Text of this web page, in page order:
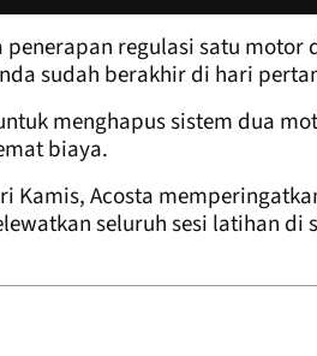
regulasi satu motor
sudah berakhir di hari
menghapus sistem dua
biaya.
Kamis, Acosta
seluruh sesi latihan di